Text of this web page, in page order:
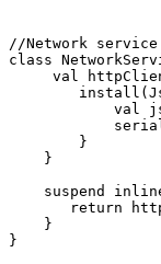
//Network service
class
val
val
        }
    }
suspend
return
    }
}